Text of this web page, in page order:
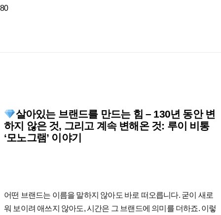
살아있는 브랜드를 만드는 힘 – 130년 동안 변
하지 않은 것, 그리고 계속 변해온 것: 루이 비통
‘모노그램’ 이야기
어떤 브랜드는 이름을 말하지 않아도 바로 떠오릅니다. 굳이 새로
워 보이려 애쓰지 않아도, 시간은 그 브랜드에 의미를 더하죠. 이렇